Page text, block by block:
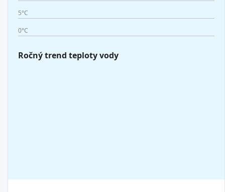
5°C
0°C
Ročný trend teploty vody